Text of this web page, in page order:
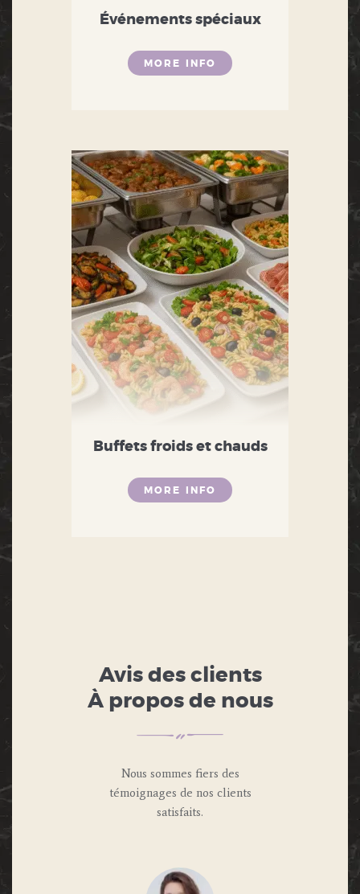
Événements spéciaux
MORE INFO
Buffets froids et chauds
MORE INFO
Avis des clients
À propos de nous
Nous sommes fiers des
témoignages de nos clients
satisfaits.